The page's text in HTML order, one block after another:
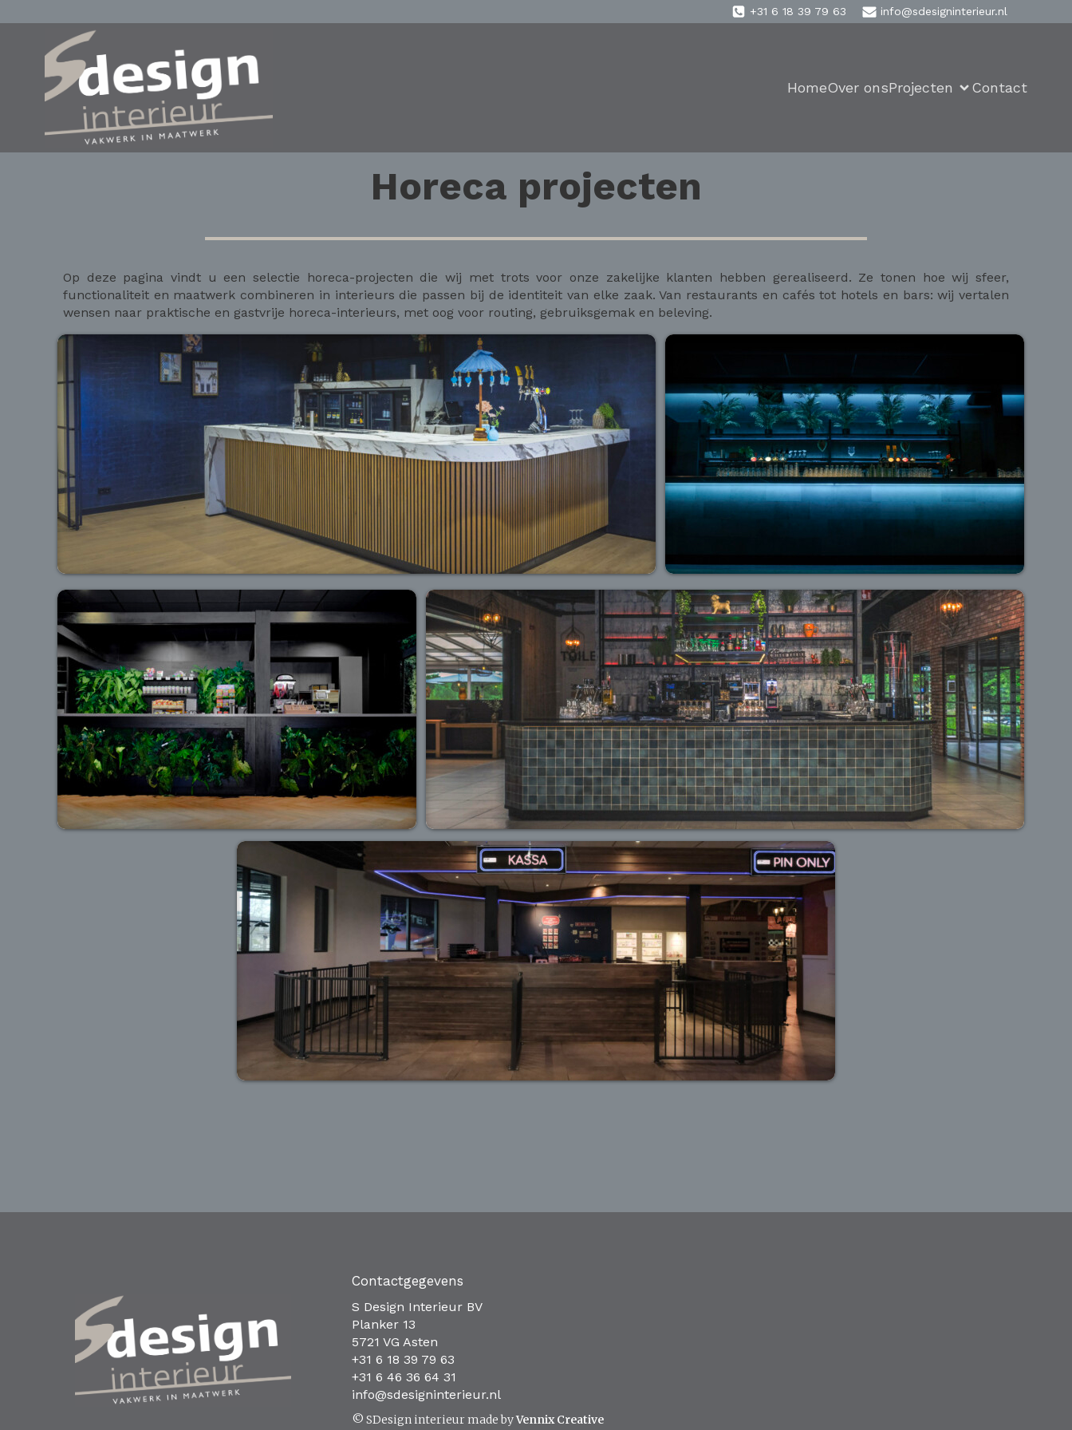
+31 6 18 39 79 63 info@sdesigninterieur.nl
HomeOver onsProjecten Contact
Horeca projecten
Op deze pagina vindt u een selectie horeca-projecten die wij met trots voor onze zakelijke klanten hebben gerealiseerd. Ze tonen hoe wij sfeer,
functionaliteit en maatwerk combineren in interieurs die passen bij de identiteit van elke zaak. Van restaurants en cafés tot hotels en bars: wij vertalen
wensen naar praktische en gastvrije horeca-interieurs, met oog voor routing, gebruiksgemak en beleving.
Contactgegevens
S Design Interieur BV
Planker 13
5721 VG Asten
+31 6 18 39 79 63
+31 6 46 36 64 31
info@sdesigninterieur.nl
© SDesign interieur made byVennix Creative